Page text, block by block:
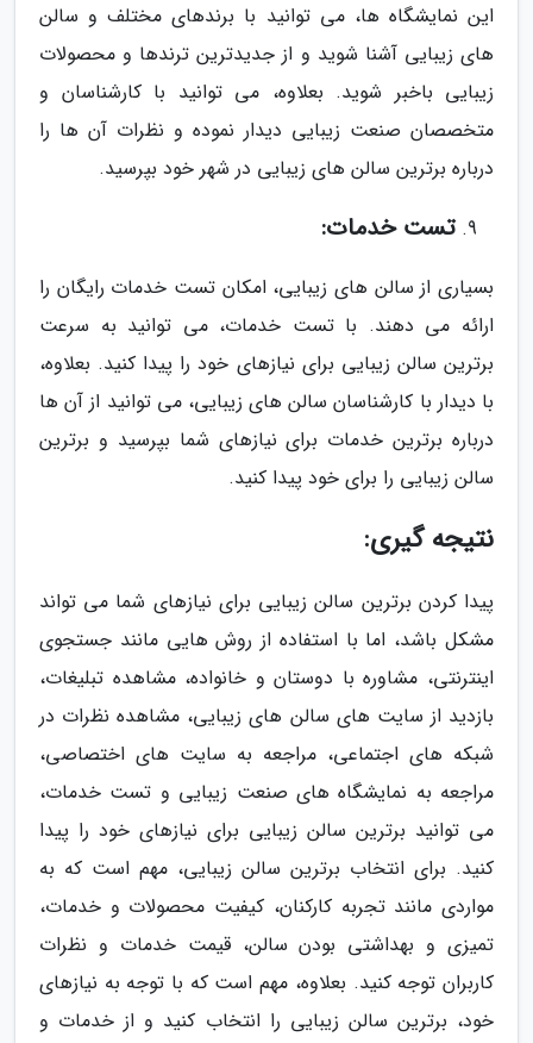
این نمایشگاه ها، می توانید با برندهای مختلف و سالن
های زیبایی آشنا شوید و از جدیدترین ترندها و محصولات
زیبایی باخبر شوید. بعلاوه، می توانید با کارشناسان و
متخصصان صنعت زیبایی دیدار نموده و نظرات آن ها را
درباره برترین سالن های زیبایی در شهر خود بپرسید.
تست خدمات:
بسیاری از سالن های زیبایی، امکان تست خدمات رایگان را
ارائه می دهند. با تست خدمات، می توانید به سرعت
برترین سالن زیبایی برای نیازهای خود را پیدا کنید. بعلاوه،
با دیدار با کارشناسان سالن های زیبایی، می توانید از آن ها
درباره برترین خدمات برای نیازهای شما بپرسید و برترین
سالن زیبایی را برای خود پیدا کنید.
نتیجه گیری:
پیدا کردن برترین سالن زیبایی برای نیازهای شما می تواند
مشکل باشد، اما با استفاده از روش هایی مانند جستجوی
اینترنتی، مشاوره با دوستان و خانواده، مشاهده تبلیغات،
بازدید از سایت های سالن های زیبایی، مشاهده نظرات در
شبکه های اجتماعی، مراجعه به سایت های اختصاصی،
مراجعه به نمایشگاه های صنعت زیبایی و تست خدمات،
می توانید برترین سالن زیبایی برای نیازهای خود را پیدا
کنید. برای انتخاب برترین سالن زیبایی، مهم است که به
مواردی مانند تجربه کارکنان، کیفیت محصولات و خدمات،
تمیزی و بهداشتی بودن سالن، قیمت خدمات و نظرات
کاربران توجه کنید. بعلاوه، مهم است که با توجه به نیازهای
خود، برترین سالن زیبایی را انتخاب کنید و از خدمات و